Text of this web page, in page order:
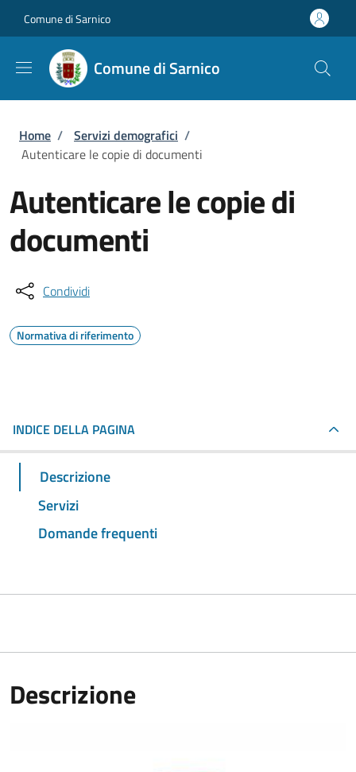
Comune di Sarnico
Comune di Sarnico
Briciole di pane
Home / Servizi demografici /
Autenticare le copie di documenti
Autenticare le copie di
documenti
Condividi
Normativa di riferimento
INDICE DELLA PAGINA
Descrizione
Servizi
Domande frequenti
Descrizione